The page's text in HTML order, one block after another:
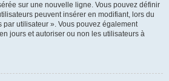
sur une nouvelle ligne. Vous pouvez définir
peuvent insérer en modifiant, lors du
par utilisateur ». Vous pouvez également
jours et autoriser ou non les utilisateurs à